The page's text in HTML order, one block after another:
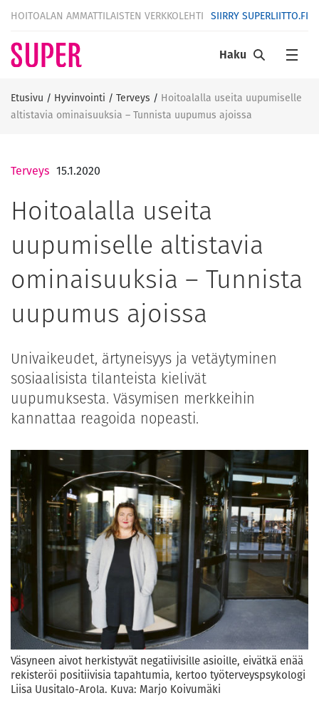
HOITOALAN AMMATTILAISTEN VERKKOLEHTI SIIRRY SUPERLIITTO.FI
Haku
Etusivu / Hyvinvointi / Terveys / Hoitoalalla useita uupumiselle
altistavia ominaisuuksia – Tunnista uupumus ajoissa
Terveys 15.1.2020
Hoitoalalla useita
uupumiselle altistavia
ominaisuuksia – Tunnista
uupumus ajoissa
Univaikeudet, ärtyneisyys ja vetäytyminen
sosiaalisista tilanteista kielivät
uupumuksesta. Väsymisen merkkeihin
kannattaa reagoida nopeasti.
Väsyneen aivot herkistyvät negatiivisille asioille, eivätkä enää
rekisteröi positiivisia tapahtumia, kertoo työterveyspsykologi
Liisa Uusitalo-Arola. Kuva: Marjo Koivumäki